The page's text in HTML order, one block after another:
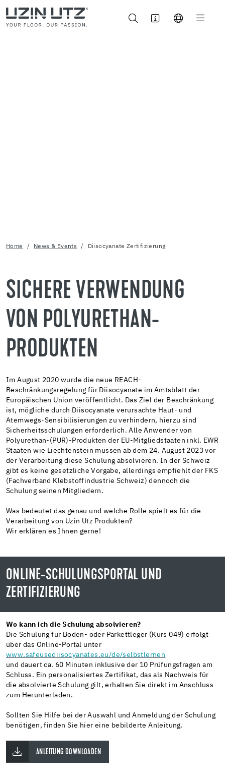
Home News & Events Diisocyanate Zertifizierung
SICHERE VERWENDUNG
VON POLYURETHAN-
PRODUKTEN
Im August 2020 wurde die neue REACH-
Beschränkungsregelung für Diisocyanate im Amtsblatt der
Europäischen Union veröffentlicht. Das Ziel der Beschränkung
ist, mögliche durch Diisocyanate verursachte Haut- und
Atemwegs-Sensibilisierungen zu verhindern, hierzu sind
Sicherheitsschulungen erforderlich. Alle Anwender von
Polyurethan-(PUR)-Produkten der EU-Mitgliedstaaten inkl. EWR
Staaten wie Liechtenstein müssen ab dem 24. August 2023 vor
der Verarbeitung diese Schulung absolvieren. In der Schweiz
gibt es keine gesetzliche Vorgabe, allerdings empfiehlt der FKS
(Fachverband Klebstoffindustrie Schweiz) dennoch die
Schulung seinen Mitgliedern.
Was bedeutet das genau und welche Rolle spielt es für die
Verarbeitung von Uzin Utz Produkten?
Wir erklären es Ihnen gerne!
ONLINE-SCHULUNGSPORTAL UND
ZERTIFIZIERUNG
Wo kann ich die Schulung absolvieren?
Die Schulung für Boden- oder Parkettleger (Kurs 049) erfolgt
über das Online-Portal unter
www.safeusediisocyanates.eu/de/selbstlernen
und dauert ca. 60 Minuten inklusive der 10 Prüfungsfragen am
Schluss. Ein personalisiertes Zertifikat, das als Nachweis für
die absolvierte Schulung gilt, erhalten Sie direkt im Anschluss
zum Herunterladen.
Sollten Sie Hilfe bei der Auswahl und Anmeldung der Schulung
benötigen, finden Sie hier eine bebilderte Anleitung.
ANLEITUNG DOWNLOADEN